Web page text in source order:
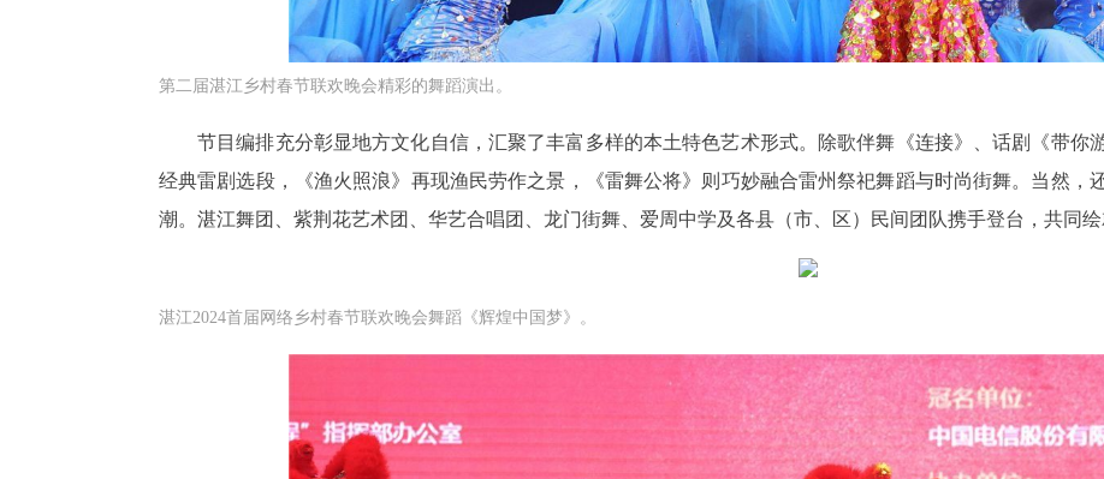
第二届湛江乡村春节联欢晚会精彩的舞蹈演出。
节目编排充分彰显地方文化自信，汇聚了丰富多样的本土特色艺术形式。除歌伴舞《连接》、话剧《带你
经典雷剧选段，《渔火照浪》再现渔民劳作之景，《雷舞公将》则巧妙融合雷州祭祀舞蹈与时尚街舞。当然，
潮。湛江舞团、紫荆花艺术团、华艺合唱团、龙门街舞、爱周中学及各县（市、区）民间团队携手登台，共同绘
湛江2024首届网络乡村春节联欢晚会舞蹈《辉煌中国梦》。